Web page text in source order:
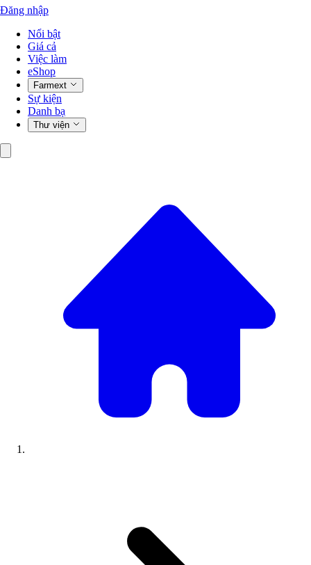
Đăng nhập
Nổi bật
Giá cả
Việc làm
eShop
Farmext
Sự kiện
Danh bạ
Thư viện